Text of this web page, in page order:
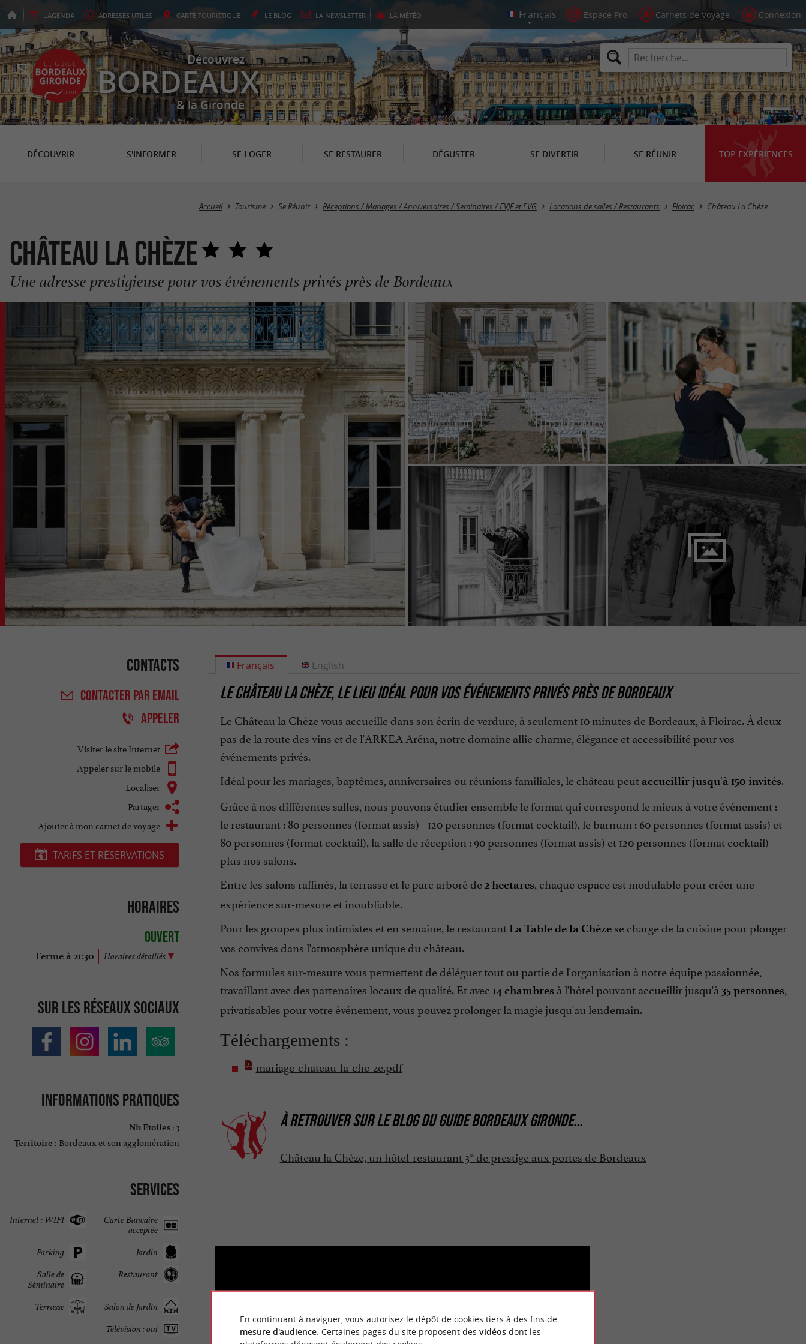
L'AGENDA ADRESSES UTILES CARTE TOURISTIQUE LE BLOG LA NEWSLETTER LA MÉTÉO Espace Pro Carnets de Voyage Connexion
Découvrez
BORDEAUX
& la Gironde
DÉCOUVRIR S'INFORMER SE LOGER SE RESTAURER DÉGUSTER SE DIVERTIR SE RÉUNIR TOP EXPÉRIENCES
Accueil Tourisme Se Réunir Réceptions / Mariages / Anniversaires / Seminaires / EVJF et EVG Locations de salles / Restaurants Floirac Château La Chèze
Château La Chèze
Une adresse prestigieuse pour vos événements privés près de Bordeaux
Contacts
CONTACTER PAR EMAIL
APPELER
Visiter le site Internet
Appeler sur le mobile
Localiser
Partager
Ajouter à mon carnet de voyage
TARIFS ET RÉSERVATIONS
Horaires
Ouvert
Ferme à 21:30 Horaires détaillés
Sur les réseaux sociaux
Informations pratiques
Nb Etoiles: 3
Territoire : Bordeaux et son agglomération
Services
Carte Bancaire
acceptée
Internet : WIFI
Jardin
Parking
Restaurant
Salle de
Séminaire
Salon de Jardin
Terrasse
Télévision : oui
Français
LE CHÂTEAU LA CHÈZE, LE LIEU IDÉAL POUR VOS ÉVÉNEMENTS PRIVÉS PRÈS DE BORDEAUX
Le Château la Chèze vous accueille dans son écrin de verdure, à seulement 10 minutes de Bordeaux, à Floirac. À deux
pas de la route des vins et de l'ARKEA Aréna, notre domaine allie charme, élégance et accessibilité pour vos
événements privés.
Idéal pour les mariages, baptêmes, anniversaires ou réunions familiales, le château peut accueillir jusqu'à 150 invités.
Grâce à nos différentes salles, nous pouvons étudier ensemble le format qui correspond le mieux à votre événement :
le restaurant : 80 personnes (format assis) - 120 personnes (format cocktail), le barnum : 60 personnes (format assis) et
80 personnes (format cocktail), la salle de réception : 90 personnes (format assis) et 120 personnes (format cocktail)
plus nos salons.
Entre les salons raffinés, la terrasse et le parc arboré de2 hectares, chaque espace est modulable pour créer une
expérience sur-mesure et inoubliable.
Pour les groupes plus intimistes et en semaine, le restaurant La Table de la Chèzese charge de la cuisine pour plonger
vos convives dans l'atmosphère unique du château.
Nos formules sur-mesure vous permettent de déléguer tout ou partie de l'organisation à notre équipe passionnée,
travaillant avec des partenaires locaux de qualité. Et avec 14 chambres à l'hôtel pouvant accueillir jusqu'à 35 personnes,
privatisables pour votre événement, vous pouvez prolonger la magie jusqu'au lendemain.
Téléchargements :
mariage-chateau-la-che-ze.pdf
À RETROUVER SURLE BLOG DU GUIDE BORDEAUX GIRONDE...
Château la Chèze, un hôtel-restaurant 3* de prestige aux portes de Bordeaux
English
Impossible d'afficher cette vidéo car vous vous êtes opposé au dépôt
En continuant à naviguer, vous autorisez le dépôt de cookies tiers à des fins de
mesure d'audience. Certaines pages du site proposent des vidéosdont les